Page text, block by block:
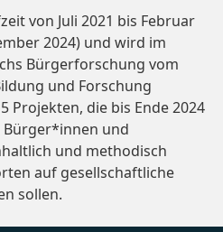
von Juli 2021 bis Februar
2024) und wird im
Bürgerforschung vom
und Forschung
Projekten, die bis Ende 2024
Bürger*innen und
und methodisch
auf gesellschaftliche
sollen.